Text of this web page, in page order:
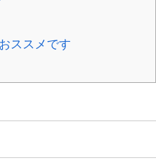
ススメです